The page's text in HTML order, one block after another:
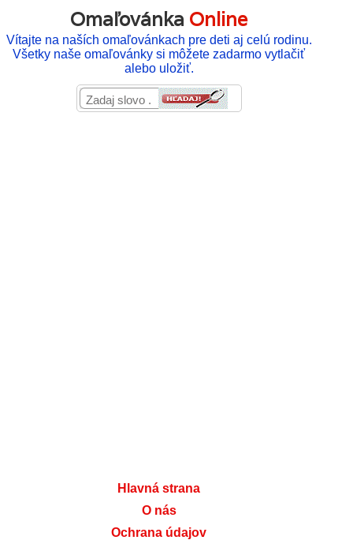
Omaľovánka Online
Vítajte na naších omaľovánkach pre deti aj celú rodinu.
Všetky naše omaľovánky si môžete zadarmo vytlačiť
alebo uložiť.
Hlavná strana
O nás
Ochrana údajov